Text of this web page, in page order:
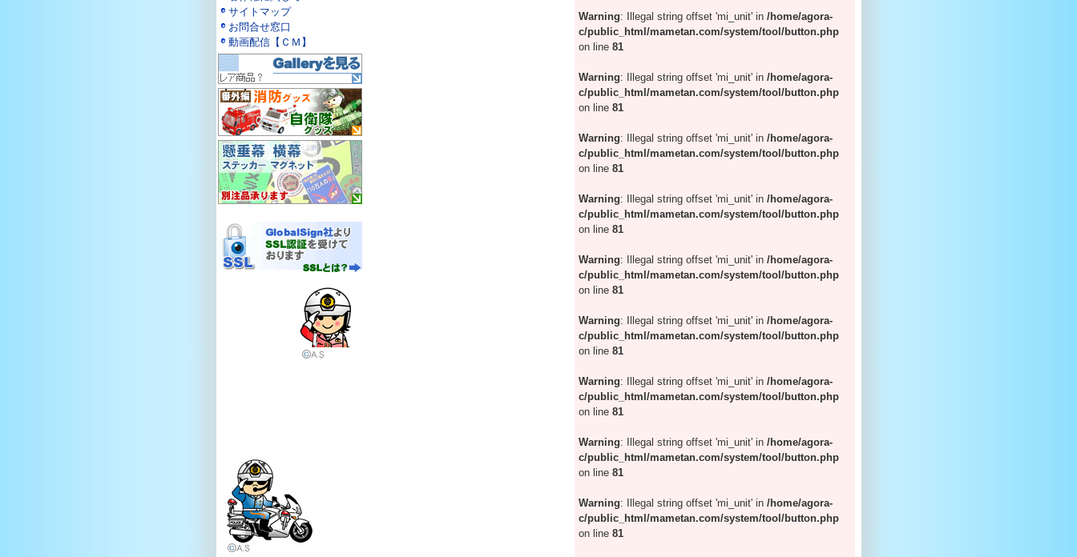
Warning: Illegal string offset 'mi_unit' in /home/agora-
c/public_html/mametan.com/system/tool/button.php
on line 81
Warning: Illegal string offset 'mi_unit' in /home/agora-
c/public_html/mametan.com/system/tool/button.php
on line 81
Warning: Illegal string offset 'mi_unit' in /home/agora-
c/public_html/mametan.com/system/tool/button.php
on line 81
Warning: Illegal string offset 'mi_unit' in /home/agora-
c/public_html/mametan.com/system/tool/button.php
on line 81
Warning: Illegal string offset 'mi_unit' in /home/agora-
c/public_html/mametan.com/system/tool/button.php
on line 81
Warning: Illegal string offset 'mi_unit' in /home/agora-
c/public_html/mametan.com/system/tool/button.php
on line 81
Warning: Illegal string offset 'mi_unit' in /home/agora-
c/public_html/mametan.com/system/tool/button.php
on line 81
Warning: Illegal string offset 'mi_unit' in /home/agora-
c/public_html/mametan.com/system/tool/button.php
on line 81
Warning: Illegal string offset 'mi_unit' in /home/agora-
c/public_html/mametan.com/system/tool/button.php
on line 81
サイトマップ
お問合せ窓口
動画配信【ＣＭ】